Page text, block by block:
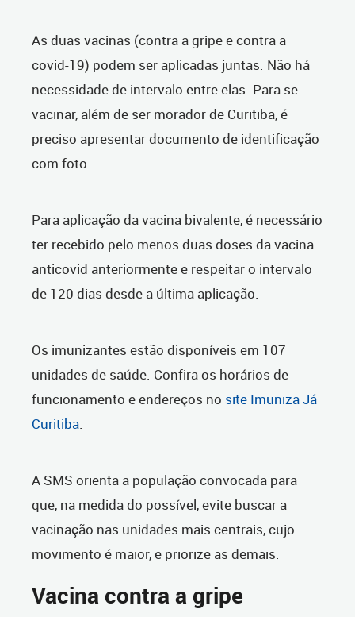
As duas vacinas (contra a gripe e contra a
covid-19) podem ser aplicadas juntas. Não há
necessidade de intervalo entre elas. Para se
vacinar, além de ser morador de Curitiba, é
preciso apresentar documento de identificação
com foto.
Para aplicação da vacina bivalente, é necessário
ter recebido pelo menos duas doses da vacina
anticovid anteriormente e respeitar o intervalo
de 120 dias desde a última aplicação.
Os imunizantes estão disponíveis em 107
unidades de saúde. Confira os horários de
funcionamento e endereços no site Imuniza Já
Curitiba.
A SMS orienta a população convocada para
que, na medida do possível, evite buscar a
vacinação nas unidades mais centrais, cujo
movimento é maior, e priorize as demais.
Vacina contra a gripe